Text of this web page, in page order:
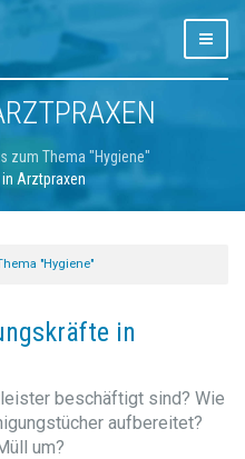
zum Thema "Hygiene"
in Arztpraxen
"Hygiene"
in
beschäftigt sind? Wie
aufbereitet?
um?